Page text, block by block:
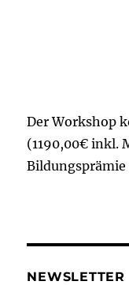
Der Workshop
(1190,00€ inkl.
Bildungsprämie
NEWSLETTER